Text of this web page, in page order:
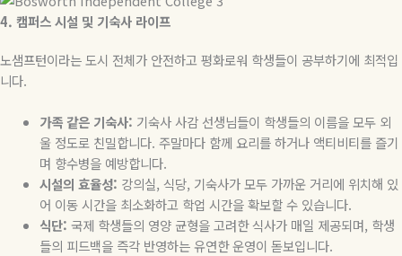
4. 캠퍼스시설 및 기숙사 라이프
노샘프턴이라는 도시 전체가 안전하고 평화로워 학생들이 공부하기에 최적입
니다.
가족 같은 기숙사: 기숙사 사감 선생님들이 학생들의 이름을 모두 외
울 정도로 친밀합니다. 주말마다 함께 요리를 하거나 액티비티를 즐기
며 향수병을 예방합니다.
시설의 효율성: 강의실, 식당, 기숙사가 모두 가까운 거리에 위치해 있
어 이동 시간을 최소화하고 학업 시간을 확보할 수 있습니다.
식단: 국제 학생들의 영양 균형을 고려한 식사가 매일 제공되며, 학생
들의 피드백을 즉각 반영하는 유연한 운영이 돋보입니다.